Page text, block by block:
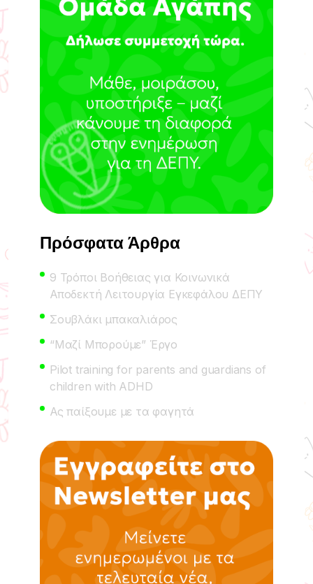
Πρόσφατα Άρθρα
9 Τρόποι Βοήθειας για Κοινωνικά
Αποδεκτή Λειτουργία Εγκεφάλου ΔΕΠΥ
Σουβλάκι μπακαλιάρος
“Μαζί Μπορούμε” Έργο
Pilot training for parents and guardians of
children with ADHD
Ας παίξουμε με τα φαγητά